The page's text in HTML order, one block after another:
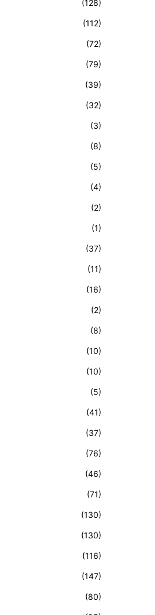
(128)
(112)
(72)
(79)
(39)
(32)
(3)
(8)
(5)
(4)
(2)
(1)
(37)
(11)
(16)
(2)
(8)
(10)
(10)
(5)
(41)
(37)
(76)
(46)
(71)
(130)
(130)
(116)
(147)
(80)